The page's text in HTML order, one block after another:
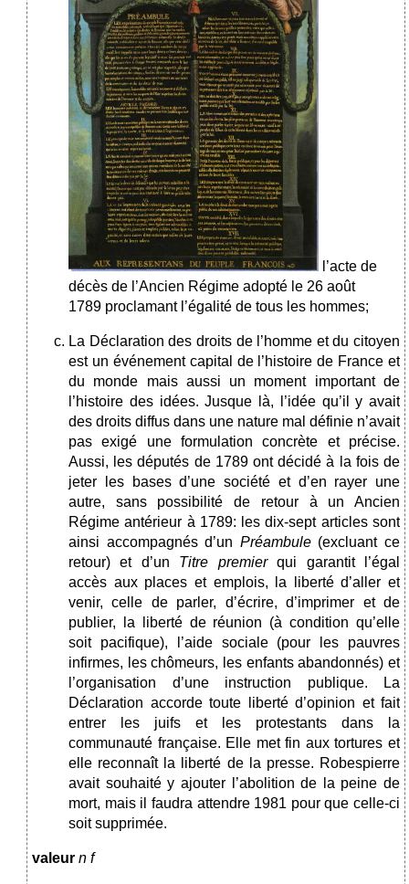
l’acte de
décès de l’Ancien Régime adopté le 26 août
1789 proclamant l’égalité de tous les hommes;
La Déclaration des droits de l’homme et du citoyen
est un événement capital de l’histoire de France et
du monde mais aussi un moment important de
l’histoire des idées. Jusque là, l’idée qu’il y avait
des droits diffus dans une nature mal définie n’avait
pas exigé une formulation concrète et précise.
Aussi, les députés de 1789 ont décidé à la fois de
jeter les bases d’une société et d’en rayer une
autre, sans possibilité de retour à un Ancien
Régime antérieur à 1789: les dix-sept articles sont
ainsi accompagnés d’un Préambule(excluant ce
retour) et d’un Titre premierqui garantit l’égal
accès aux places et emplois, la liberté d’aller et
venir, celle de parler, d’écrire, d’imprimer et de
publier, la liberté de réunion (à condition qu’elle
soit pacifique), l’aide sociale (pour les pauvres
infirmes, les chômeurs, les enfants abandonnés) et
l’organisation d’une instruction publique. La
Déclaration accorde toute liberté d’opinion et fait
entrer les juifs et les protestants dans la
communauté française. Elle met fin aux tortures et
elle reconnaît la liberté de la presse. Robespierre
avait souhaité y ajouter l’abolition de la peine de
mort, mais il faudra attendre 1981 pour que celle-ci
soit supprimée.
valeur n f